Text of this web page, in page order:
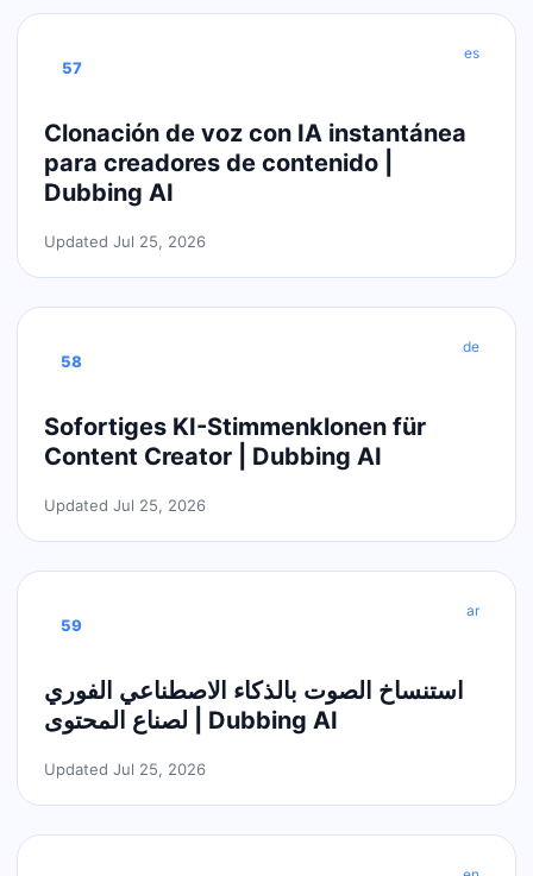
57
es
Clonación de voz con IA instantánea
para creadores de contenido |
Dubbing AI
Updated Jul 25, 2026
58
de
Sofortiges KI-Stimmenklonen für
Content Creator | Dubbing AI
Updated Jul 25, 2026
59
ar
استنساخ الصوت بالذكاء الاصطناعي الفوري
لصناع المحتوى | Dubbing AI
Updated Jul 25, 2026